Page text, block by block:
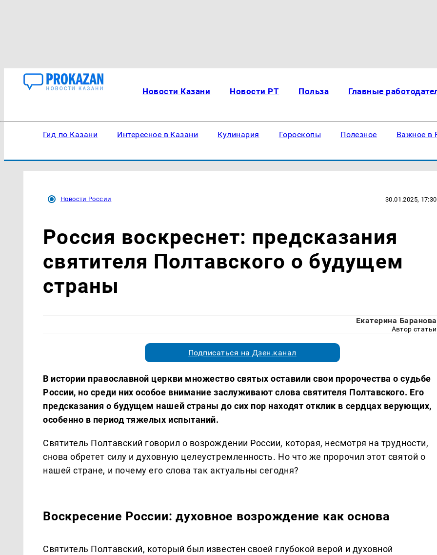
Новости Казани Новости РТ Польза Главные
Гид по Казани Интересное в Казани Кулинария Гороскопы Полезное Важное в
Новости России 30.01.2025, 17:30
Россия воскреснет: предсказания
святителя Полтавского о будущем
страны
Екатерина Баранова
Автор статьи
Подписаться на Дзен.канал
В истории православной церкви множество святых оставили свои пророчества о судьбе
России, но среди них особое внимание заслуживают слова святителя Полтавского. Его
предсказания о будущем нашей страны до сих пор находят отклик в сердцах верующих,
особенно в период тяжелых испытаний.
Святитель Полтавский говорил о возрождении России, которая, несмотря на трудности,
снова обретет силу и духовную целеустремленность. Но что же пророчил этот святой о
нашей стране, и почему его слова так актуальны сегодня?
Воскресение России: духовное возрождение как основа
Святитель Полтавский, который был известен своей глубокой верой и духовной